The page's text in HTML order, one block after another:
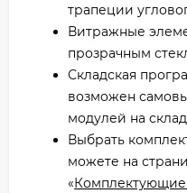
трапеции
Витражные
прозрачным
Складская
возможен
модулей на
Выбрать
можете на
«Комплектующие